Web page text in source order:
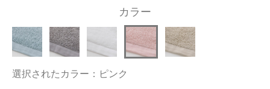
大量購入・法人向けの購入の方は
お問い合わせ
カラー
選択されたカラー：ピンク